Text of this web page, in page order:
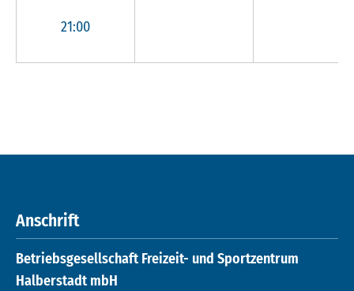
21:00
Anschrift
Betriebsgesellschaft Freizeit- und Sportzentrum
Halberstadt mbH